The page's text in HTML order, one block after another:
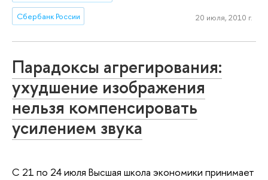
Сбербанк России 20 июля, 2010 г.
Парадоксы агрегирования:
ухудшение изображения
нельзя компенсировать
усилением звука
С 21 по 24 июля Высшая школа экономики принимает